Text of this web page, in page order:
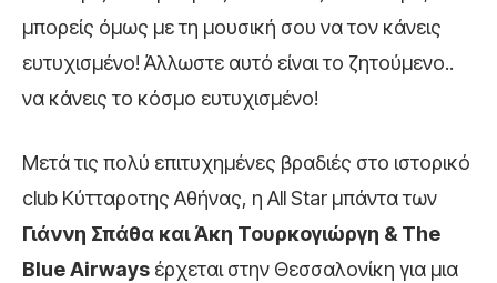
μπορείς όμως με τη μουσική σου να τον κάνεις
ευτυχισμένο! Άλλωστε αυτό είναι το ζητούμενο..
να κάνεις το κόσμο ευτυχισμένο!
Μετά τις πολύ επιτυχημένες βραδιές στο ιστορικό
club Κύτταροτης Αθήνας, η All Star μπάντα των
Γιάννη Σπάθα και Άκη Τουρκογιώργη & The
BlueAirways έρχεται στην Θεσσαλονίκη για μια